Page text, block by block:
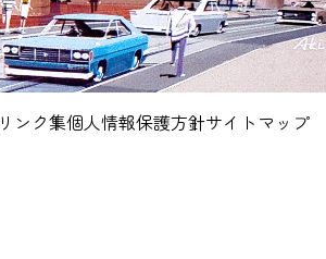
リンク集個人情報保護方針サイトマップ